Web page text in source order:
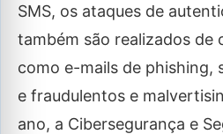
SMS, os ataques de
também são realizados de
como e-mails de phishing,
e fraudulentos e
ano, a Cibersegurança e